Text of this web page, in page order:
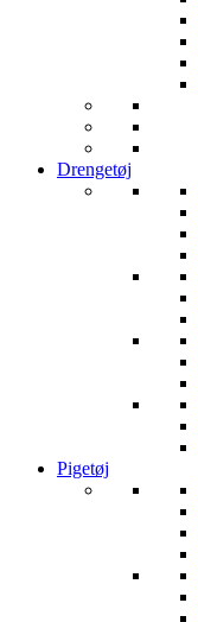
Drengetøj
Pigetøj